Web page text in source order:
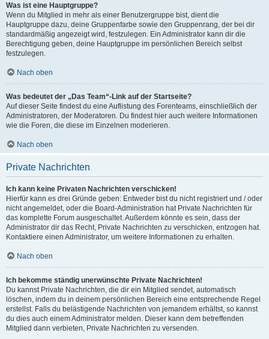
Was ist eine Hauptgruppe?
Wenn du Mitglied in mehr als einer Benutzergruppe bist, dient die
Hauptgruppe dazu, deine Gruppenfarbe sowie den Gruppenrang, der bei dir
standardmäßig angezeigt wird, festzulegen. Ein Administrator kann dir die
Berechtigung geben, deine Hauptgruppe im persönlichen Bereich selbst
festzulegen.
Nach oben
Was bedeutet der „Das Team“-Link auf der Startseite?
Auf dieser Seite findest du eine Auflistung des Forenteams, einschließlich der
Administratoren, der Moderatoren. Du findest hier auch weitere Informationen
wie die Foren, die diese im Einzelnen moderieren.
Nach oben
Private Nachrichten
Ich kann keine Privaten Nachrichten verschicken!
Hierfür kann es drei Gründe geben: Entweder bist du nicht registriert und / oder
nicht angemeldet, oder die Board-Administration hat Private Nachrichten für
das komplette Forum ausgeschaltet. Außerdem könnte es sein, dass der
Administrator dir das Recht, Private Nachrichten zu verschicken, entzogen hat.
Kontaktiere einen Administrator, um weitere Informationen zu erhalten.
Nach oben
Ich bekomme ständig unerwünschte Private Nachrichten!
Du kannst Private Nachrichten, die dir ein Mitglied sendet, automatisch
löschen, indem du in deinem persönlichen Bereich eine entsprechende Regel
erstellst. Falls du belästigende Nachrichten von jemandem erhältst, so kannst
du dies auch einem Administrator melden. Dieser kann dem betreffenden
Mitglied dann verbieten, Private Nachrichten zu versenden.